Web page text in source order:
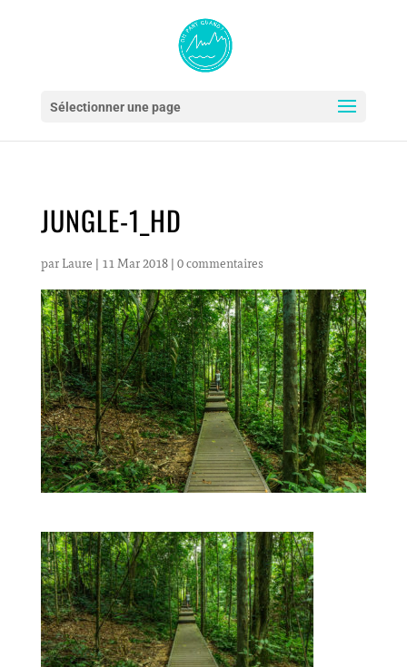
Sélectionner une page
JUNGLE-1_HD
par Laure | 11 Mar 2018| 0 commentaires